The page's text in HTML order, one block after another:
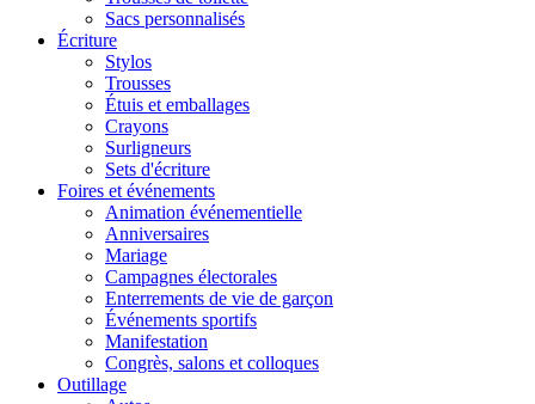
Sacs personnalisés
Écriture
Stylos
Trousses
Étuis et emballages
Crayons
Surligneurs
Sets d'écriture
Foires et événements
Animation événementielle
Anniversaires
Mariage
Campagnes électorales
Enterrements de vie de garçon
Événements sportifs
Manifestation
Congrès, salons et colloques
Outillage